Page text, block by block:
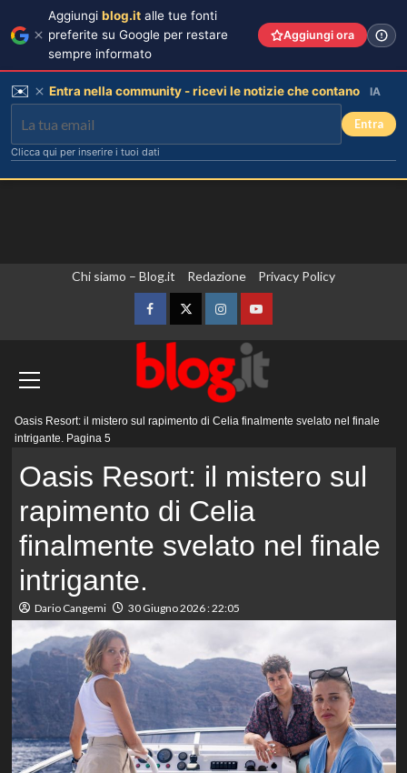
Chi siamo – Blog.it Redazione Privacy Policy
FacebookTwitterInstagramYouTube
principale
Oasis Resort: il mistero sul rapimento di Celia finalmente svelato nel finale
intrigante. Pagina 5
Oasis Resort: il mistero sul
rapimento di Celia
finalmente svelato nel finale
intrigante.
Dario Cangemi 30 Giugno 2026 : 22:05
Aggiungi blog.it alle tue fonti
preferite su Google per restare
sempre informato
Aggiungi ora
✉️ Entra nella community - ricevi le notizie che contano IA
Entra
Clicca qui per inserire i tuoi dati